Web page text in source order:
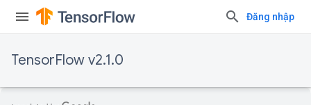
Đăng nhập
TensorFlow v2.1.0